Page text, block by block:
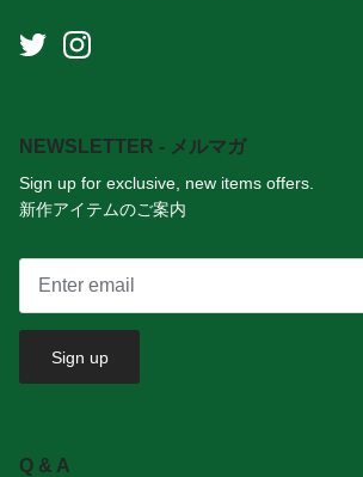
NEWSLETTER - メルマガ
Sign up for exclusive, new items offers.
新作アイテムのご案内
Sign up
Q & A